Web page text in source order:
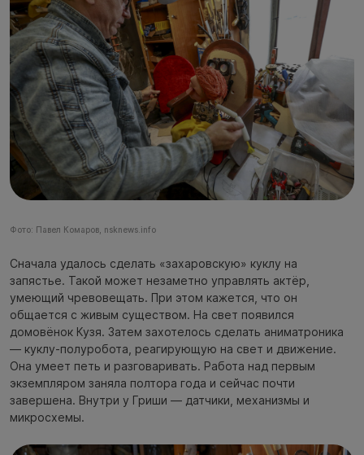
Фото: Павел Комаров, nsknews.info
Сначала удалось сделать «захаровскую» куклу на
запястье. Такой может незаметно управлять актёр,
умеющий чревовещать. При этом кажется, что он
общается с живым существом. На свет появился
домовёнок Кузя. Затем захотелось сделать аниматроника
— куклу-полуробота, реагирующую на свет и движение.
Она умеет петь и разговаривать. Работа над первым
экземпляром заняла полтора года и сейчас почти
завершена. Внутри у Гриши — датчики, механизмы и
микросхемы.